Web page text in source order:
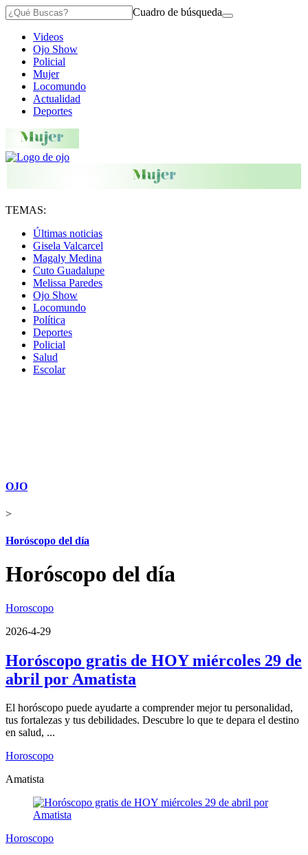
Cuadro de búsqueda
Videos
Ojo Show
Policial
Mujer
Locomundo
Actualidad
Deportes
TEMAS:
Últimas noticias
Gisela Valcarcel
Magaly Medina
Cuto Guadalupe
Melissa Paredes
Ojo Show
Locomundo
Política
Deportes
Policial
Salud
Escolar
OJO
>
Horóscopo del día
Horóscopo del día
Horoscopo
2026-4-29
Horóscopo gratis de HOY miércoles 29 de
abril por Amatista
El horóscopo puede ayudarte a comprender mejor tu personalidad,
tus fortalezas y tus debilidades. Descubre lo que te depara el destino
en salud, ...
Horoscopo
Amatista
Horoscopo